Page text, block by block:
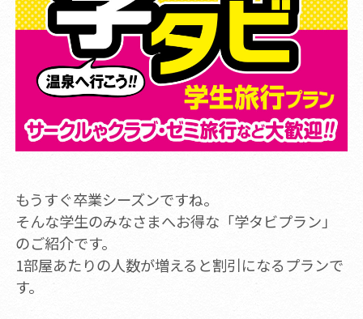
もうすぐ卒業シーズンですね。
そんな学生のみなさまへお得な「学タビプラン」
のご紹介です。
1部屋あたりの人数が増えると割引になるプランで
す。